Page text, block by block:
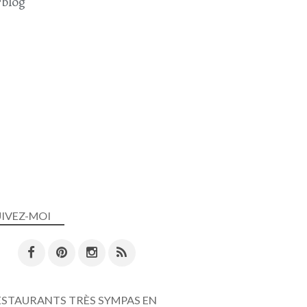
MOI
TRÈS SYMPAS EN